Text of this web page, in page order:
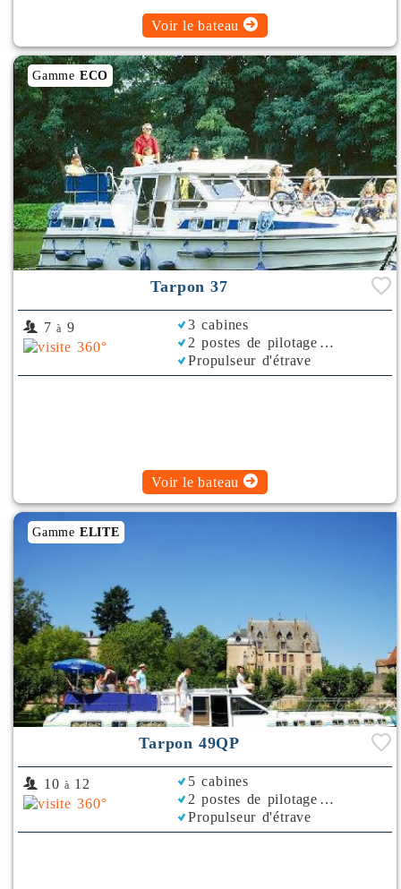
Voir le bateau
Gamme ECO
Tarpon 37
7 à 9
3 cabines
2 postes de pilotage
Propulseur d'étrave
Voir le bateau
Gamme ELITE
Tarpon 49QP
10 à 12
5 cabines
2 postes de pilotage
Propulseur d'étrave
Climatisation